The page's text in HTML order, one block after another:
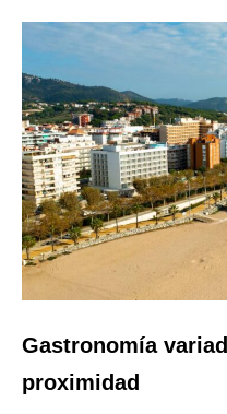
Gastronomía
proximidad